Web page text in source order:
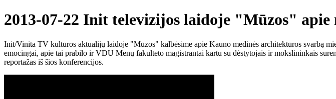
2013-07-22 Init televizijos laidoje "Mūzos"
Init/Vinita TV kultūros aktualijų laidoje "Mūzos" kalbėsime apie Kauno medinės architektūros svarbą
emocingai, apie tai prabilo ir VDU Menų fakulteto magistrantai kartu su dėstytojais ir mokslininkais
reportažas iš šios konferencijos.